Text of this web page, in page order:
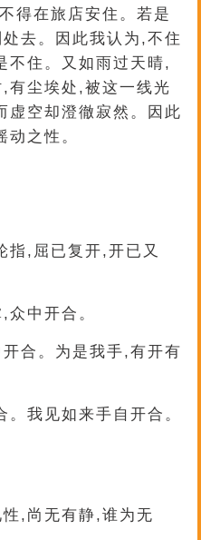
得在旅店安住。若是
去。因此我认为,不住
不住。又如雨过天晴,
有尘埃处,被这一线光
虚空却澄徹寂然。因此
之性。
指,屈已复开,开已又
中开合。
合。为是我手,有开有
我见如来手自开合。
,尚无有静,谁为无